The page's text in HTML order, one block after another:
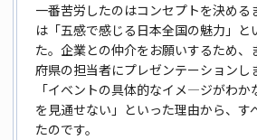
一番苦労したのはコンセプトを決める
は「五感で感じる日本全国の魅力」と
た。企業との仲介をお願いするため、
府県の担当者にプレゼンテーションし
「イベントの具体的なイメ―ジがわか
を見通せない」といった理由から、す
たのです。